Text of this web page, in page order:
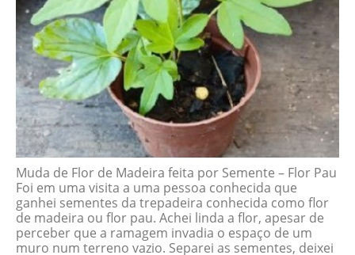
Muda de Flor de Madeira feita por Semente – Flor Pau
Foi em uma visita a uma pessoa conhecida que
ganhei sementes da trepadeira conhecida como flor
de madeira ou flor pau. Achei linda a flor, apesar de
perceber que a ramagem invadia o espaço de um
muro num terreno vazio. Separei as sementes, deixei